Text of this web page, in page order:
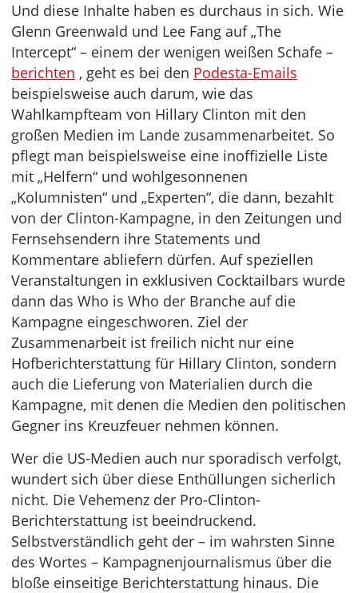
Und diese Inhalte haben es durchaus in sich. Wie
Glenn Greenwald und Lee Fang auf „The
Intercept“ – einem der wenigen weißen Schafe –
berichten , geht es bei den Podesta-Emails
beispielsweise auch darum, wie das
Wahlkampfteam von Hillary Clinton mit den
großen Medien im Lande zusammenarbeitet. So
pflegt man beispielsweise eine inoffizielle Liste
mit „Helfern“ und wohlgesonnenen
„Kolumnisten“ und „Experten“, die dann, bezahlt
von der Clinton-Kampagne, in den Zeitungen und
Fernsehsendern ihre Statements und
Kommentare abliefern dürfen. Auf speziellen
Veranstaltungen in exklusiven Cocktailbars wurde
dann das Who is Who der Branche auf die
Kampagne eingeschworen. Ziel der
Zusammenarbeit ist freilich nicht nur eine
Hofberichterstattung für Hillary Clinton, sondern
auch die Lieferung von Materialien durch die
Kampagne, mit denen die Medien den politischen
Gegner ins Kreuzfeuer nehmen können.
Wer die US-Medien auch nur sporadisch verfolgt,
wundert sich über diese Enthüllungen sicherlich
nicht. Die Vehemenz der Pro-Clinton-
Berichterstattung ist beeindruckend.
Selbstverständlich geht der – im wahrsten Sinne
des Wortes – Kampagnenjournalismus über die
bloße einseitige Berichterstattung hinaus. Die